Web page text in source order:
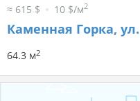
≈ 615 $ 10 $/м2
Каменная Горка,
64.3 м2